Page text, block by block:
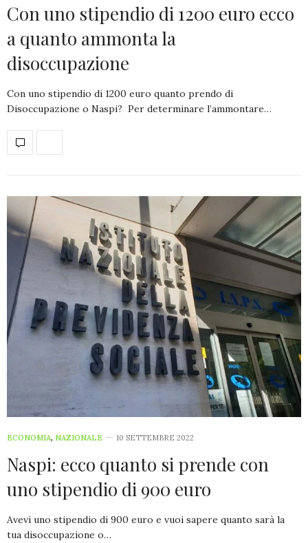
Con uno stipendio di 1200 euro ecco
a quanto ammonta la
disoccupazione
Con uno stipendio di 1200 euro quanto prendo di
Disoccupazione o Naspi? Per determinare l’ammontare…
ECONOMIA, NAZIONALE 10 SETTEMBRE 2022
Naspi: ecco quanto si prende con
uno stipendio di 900 euro
Avevi uno stipendio di 900 euro e vuoi sapere quanto sarà la
tua disoccupazione o…